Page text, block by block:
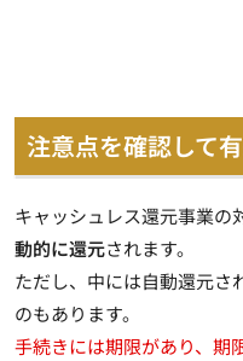
注意点を確認して
キャッシュレス還元事業の
動的に還元されます。
ただし、中には自動還元さ
のもあります。
手続きには期限があり、期